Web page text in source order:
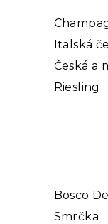
Italská
Česká a
Riesling
Bosco
Smrčka